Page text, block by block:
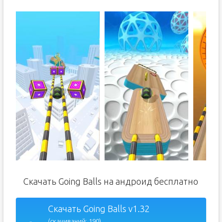
Скачать Going Balls на андроид бесплатно
Скачать Going Balls v1.32